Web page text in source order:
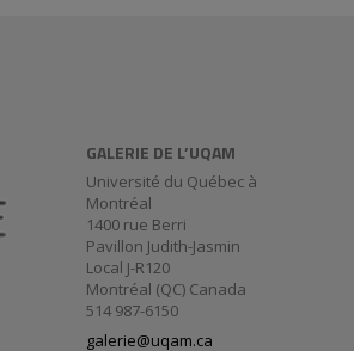
GALERIE DE L’UQAM
Université du Québec à
Montréal
1400 rue Berri
Pavillon Judith-Jasmin
Local J-R120
Montréal (QC) Canada
514 987-6150
galerie@uqam.ca